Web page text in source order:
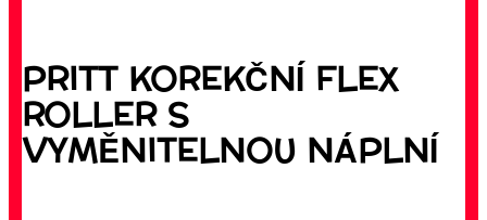
PRITT KOREKČNÍ FLEX
ROLLER S
VYMĚNITELNOU NÁPLNÍ